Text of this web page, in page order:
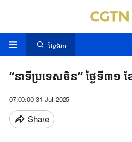
ស្វែងរក
“នាទីប្រទេសចិន” ថ្ងៃទី៣១ ខ
07:00:00 31-Jul-2025
Share